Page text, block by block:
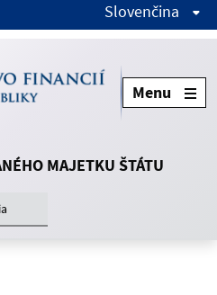
Slovenčina
Menu
MAJETKU ŠTÁTU